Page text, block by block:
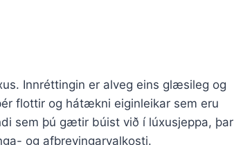
Innréttingin er alveg eins glæsileg og
flottir og hátækni eiginleikar sem eru
sem þú gætir búist við í lúxusjeppa, þar
og afþreyingarvalkosti.